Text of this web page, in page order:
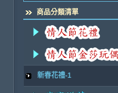
商品分類清單
新春花禮-1